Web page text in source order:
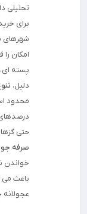
تحلیلی
برای
شهرهای
امکان را
پسته
دلیل،
محدود
حتی
صرفه
خواندن
باعث می
عجولانه